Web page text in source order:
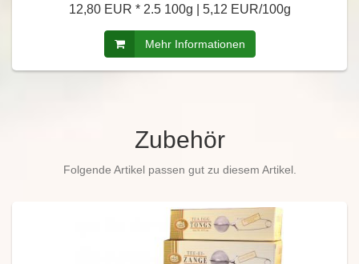
12,80 EUR * 2.5 100g | 5,12 EUR/100g
Mehr Informationen
Zubehör
Folgende Artikel passen gut zu diesem Artikel.